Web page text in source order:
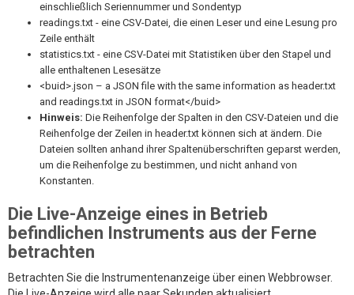
einschließlich Seriennummer und Sondentyp
readings.txt - eine CSV-Datei, die einen Leser und eine Lesung pro
Zeile enthält
statistics.txt - eine CSV-Datei mit Statistiken über den Stapel und
alle enthaltenen Lesesätze
<buid>.json – a JSON file with the same information as header.txt
and readings.txt in JSON format</buid>
Hinweis: Die Reihenfolge der Spalten in den CSV-Dateien und die
Reihenfolge der Zeilen in header.txt können sich at ändern. Die
Dateien sollten anhand ihrer Spaltenüberschriften geparst werden,
um die Reihenfolge zu bestimmen, und nicht anhand von
Konstanten.
Die Live-Anzeige eines in Betrieb
befindlichen Instruments aus der Ferne
betrachten
Betrachten Sie die Instrumentenanzeige über einen Webbrowser.